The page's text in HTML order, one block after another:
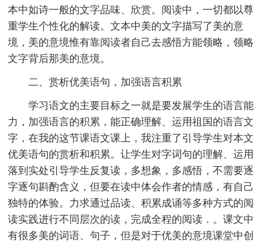
本中如诗一般的文字品味、欣赏。阅读中，一切都以尊
重学生个性化的解读。文本中美的文字描写了美的意
境，美的意境惟有靠阅读者自己去感悟方能领略，领略
文字背后那美的意境。
二、赏析优美语句，加强语言积累
学习语文的主要目标之一就是要发展学生的语言能
力，加强语言的积累，能正确理解、运用祖国的语言文
字，在我的这节课语文课上，我注重了引导学生对本文
优美语句的赏析和积累。让学生对字词句的理解、运用
落到实处引导学生反复读，多想象，多感悟，不需要逐
字逐句斟酌含义，但要在读中体会作者的情感，有自己
独特的体验。力求通过品读、积累成诵等多种方式的阅
读实践进行不同层次的读，完成全程的阅读．。课文中
有很多美的词语、句子，但是对于优美的意境课堂中创